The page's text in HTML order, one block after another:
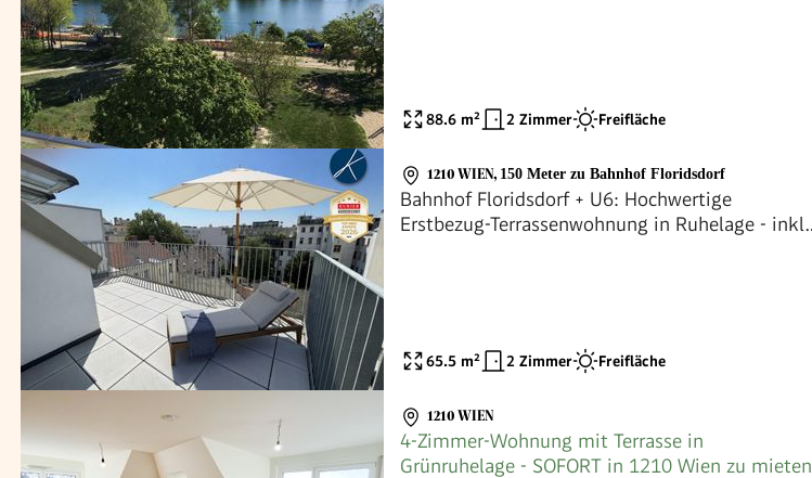
88.6 m² 2 Zimmer Freifläche
1210 WIEN, 150 Meter zu Bahnhof Floridsdorf
Bahnhof Floridsdorf + U6: Hochwertige
Erstbezug-Terrassenwohnung in Ruhelage - inkl.
65.5 m² 2 Zimmer Freifläche
1210 WIEN
4-Zimmer-Wohnung mit Terrasse in
Grünruhelage - SOFORT in 1210 Wien zu mieten